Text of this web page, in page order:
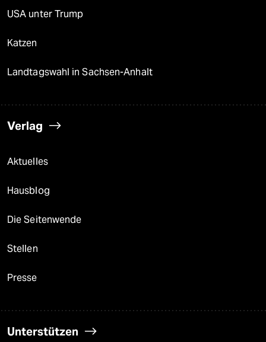
USA unter Trump
Katzen
Landtagswahl in Sachsen-Anhalt
Verlag
Aktuelles
Hausblog
Die Seitenwende
Stellen
Presse
Unterstützen